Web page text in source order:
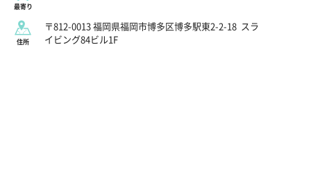
最寄り
住所
〒812-0013 福岡県福岡市博多区博多駅東2-2-18 スラ
イビング84ビル1F